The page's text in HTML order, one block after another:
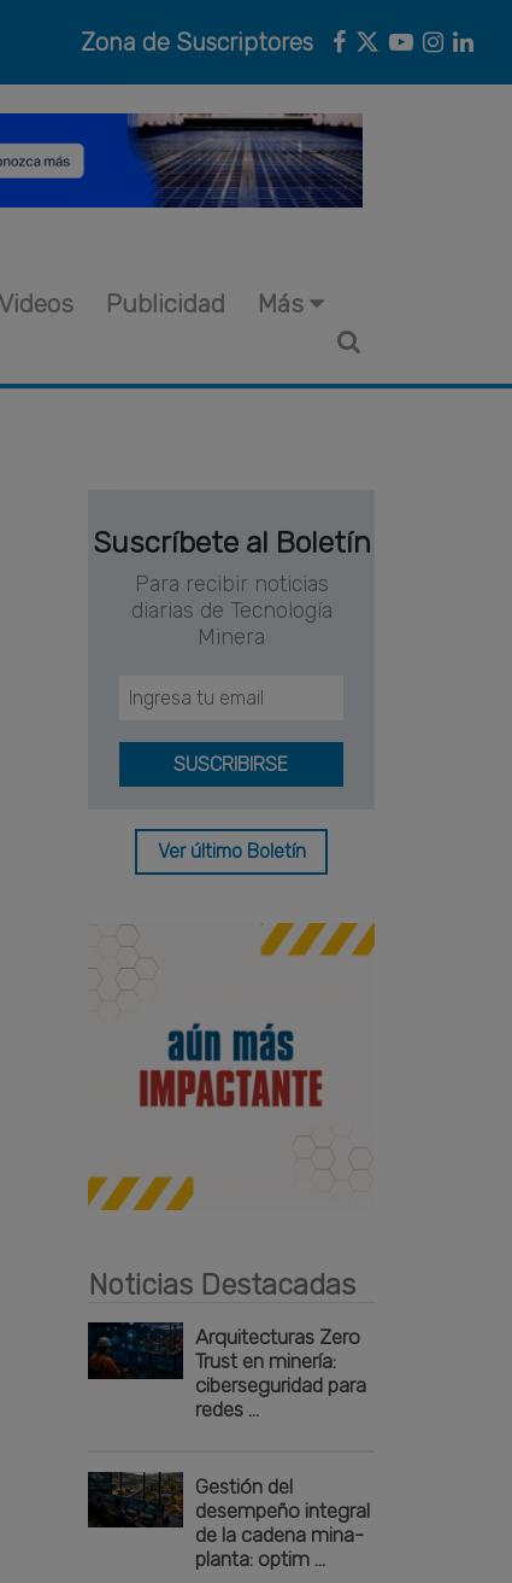
Zona de Suscriptores
Videos Publicidad Más
Suscríbete al Boletín
Para recibir noticias
diarias de Tecnología
Minera
Ver último Boletín
Noticias Destacadas
Arquitecturas Zero
Trust en minería:
ciberseguridad para
redes ...
Gestión del
desempeño integral
de la cadena mina-
planta: optim ...